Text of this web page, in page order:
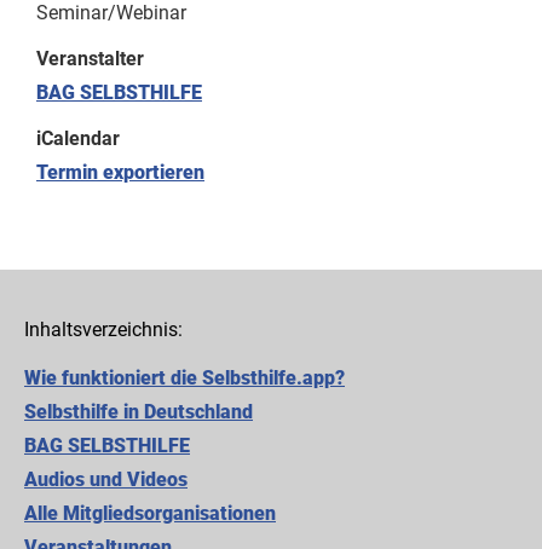
Seminar/Webinar
Veranstalter
BAG SELBSTHILFE
iCalendar
Termin exportieren
Inhaltsverzeichnis:
Wie funktioniert die Selbsthilfe.app?
Selbsthilfe in Deutschland
BAG SELBSTHILFE
Audios und Videos
Alle Mitgliedsorganisationen
Cookie-Einstellungen